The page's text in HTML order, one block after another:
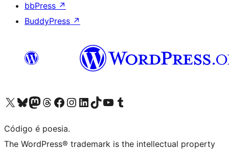
bbPress ↗
BuddyPress ↗
Acessar nossa conta do X (antigo Twitter)
Acessar nossa conta do Bluesky
Acessar nossa conta do Mastodon
Acessar nossa conta do Threads
Acessar nossa página do Facebook
Acessar nossa conta do Instagram
Acessar nossa conta do LinkedIn
Acessar nossa conta do TikTok
Acessar nosso canal do YouTube
Acessar nossa conta no Tumblr
Código é poesia.
The WordPress® trademark is the intellectual property